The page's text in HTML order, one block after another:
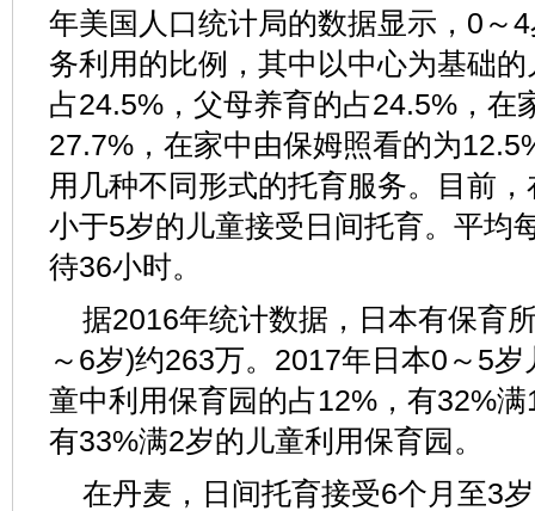
年美国人口统计局的数据显示，0～
务利用的比例，其中以中心为基础
占24.5%，父母养育的占24.5%，在
27.7%，在家中由保姆照看的为
用几种不同形式的托育服务。目前
小于5岁的儿童接受日间托育。平均
待36小时。
据2016年统计数据，日本有保育
～6岁)约263万。2017年日本0～5
童中利用保育园的占12%，有32%
有33%满2岁的儿童利用保育园。
在丹麦，日间托育接受6个月至3